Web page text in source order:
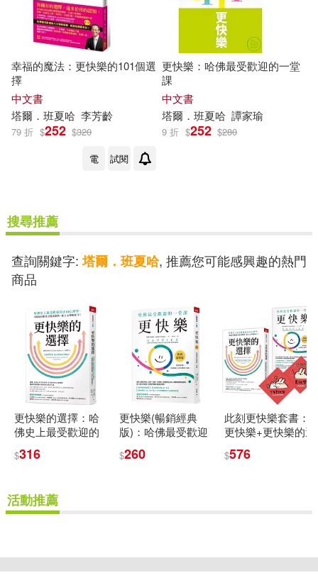
幸福的魔法：更快樂的101個選
擇
中文書
塔爾 ． 班夏哈 李芳齡
79 折 $252 $320
電
試閱
更快樂：哈佛最受歡迎的一堂
課
中文書
塔爾 ． 班夏哈 譚家瑜
9 折 $252 $280
搜尋推薦
查詢關鍵字:塔爾．班夏哈, 推薦您可能感興趣的熱門
商品
更快樂的選擇：哈
佛史上最受歡迎的
向鍛造反脆弱韌
$316
更快樂(暢銷經典
版)：哈佛最受歡迎
$260
此刻更快樂套書：
更快樂+更快樂的選
年更快樂雙春聯)
$576
活動推薦